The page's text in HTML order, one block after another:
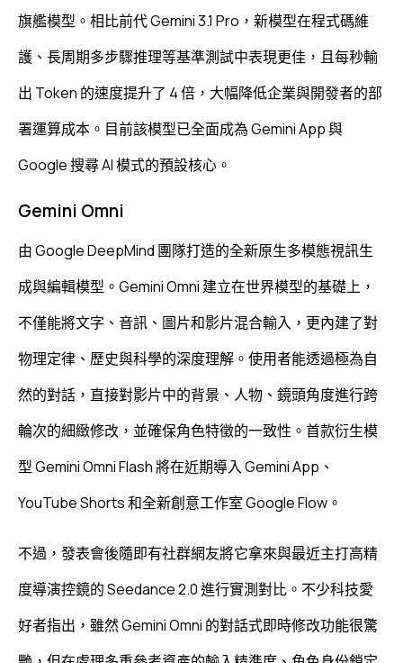
旗艦模型。相比前代 Gemini 3.1 Pro，新模型在程式碼維
護、長周期多步驟推理等基準測試中表現更佳，且每秒輸
出 Token 的速度提升了 4 倍，大幅降低企業與開發者的部
署運算成本。目前該模型已全面成為 Gemini App 與
Google 搜尋 AI 模式的預設核心。
Gemini Omni
由 Google DeepMind 團隊打造的全新原生多模態視訊生
成與編輯模型。Gemini Omni 建立在世界模型的基礎上，
不僅能將文字、音訊、圖片和影片混合輸入，更內建了對
物理定律、歷史與科學的深度理解。使用者能透過極為自
然的對話，直接對影片中的背景、人物、鏡頭角度進行跨
輪次的細緻修改，並確保角色特徵的一致性。首款衍生模
型 Gemini Omni Flash 將在近期導入 Gemini App、
YouTube Shorts 和全新創意工作室 Google Flow。
不過，發表會後隨即有社群網友將它拿來與最近主打高精
度導演控鏡的 Seedance 2.0 進行實測對比。不少科技愛
好者指出，雖然 Gemini Omni 的對話式即時修改功能很驚